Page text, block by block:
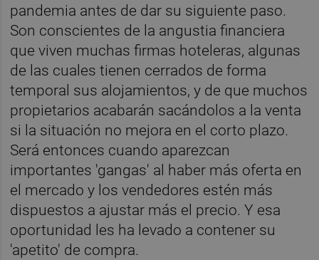
pandemia antes de dar su siguiente paso.
Son conscientes de la angustia financiera
que viven muchas firmas hoteleras, algunas
de las cuales tienen cerrados de forma
temporal sus alojamientos, y de que muchos
propietarios acabarán sacándolos a la venta
si la situación no mejora en el corto plazo.
Será entonces cuando aparezcan
importantes 'gangas' al haber más oferta en
el mercado y los vendedores estén más
dispuestos a ajustar más el precio. Y esa
oportunidad les ha levado a contener su
'apetito' de compra.